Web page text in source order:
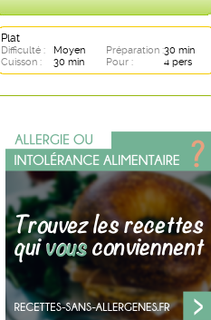
Plat
Difficulté : Moyen Préparation :30 min
Cuisson :
30 min Pour : 4 pers